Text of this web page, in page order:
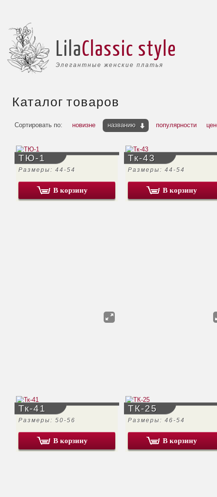
Элегантные женские платья
LilaClassic style
Каталог товаров
Сортировать по: новизне названию популярности
ТЮ-1
Размеры: 44-54
В корзину
Тк-43
Размеры: 44-54
В корзину
Тк-41
Размеры: 50-56
В корзину
ТК-25
Размеры: 46-54
В корзину